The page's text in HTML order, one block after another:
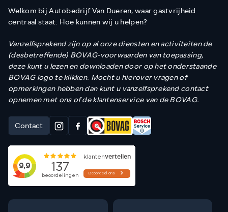
Welkom bij Autobedrijf Van Dueren, waar gastvrijheid
centraal staat. Hoe kunnen wij u helpen?
Vanzelfsprekend zijn op al onze diensten en activiteiten de
(desbetreffende) BOVAG-voorwaarden van toepassing,
deze kunt u lezen en downloaden door op het onderstaande
BOVAG logo te klikken. Mocht u hierover vragen of
opmerkingen hebben dan kunt u vanzelfsprekend contact
opnemen met ons of de klantenservice van de BOVAG.
Contact